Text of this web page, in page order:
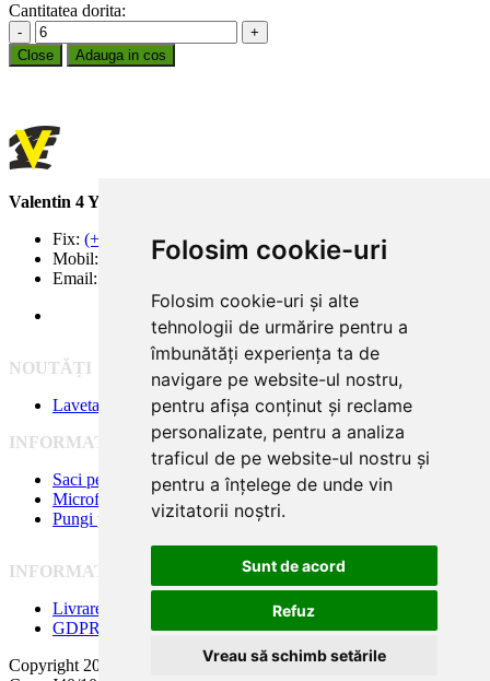
Folosim cookie-uri
Folosim cookie-uri și alte
tehnologii de urmărire pentru a
îmbunătăți experiența ta de
navigare pe website-ul nostru,
pentru afișa conținut și reclame
personalizate, pentru a analiza
traficul de pe website-ul nostru și
pentru a înțelege de unde vin
vizitatorii noștri.
Sunt de acord
Refuz
Vreau să schimb setările
Cantitatea dorita:
-
+
Close
Adauga in cos
Valentin 4 You Prod.
Fix: (+40) 21 668 60 69
Mobil:
(+40) 722 375 131
Email:
NOUTĂȚI
Laveta din Microfibră MADAline
INFORMATII PRODUSE
Saci pentru aspirator
Microfiltre
Pungi pentru colectare praf
INFORMATII UTILE
Livrare
GDPR
Copyright 2005-2026 Valentin 4 You Prod, CUI: RO1579181, Reg.